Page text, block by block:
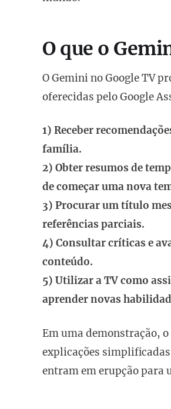
O que o
O Gemini no Google TV
oferecidas pelo Google
1) Receber
família.
2) Obter resumos de
de começar uma nova
3) Procurar um título
referências parciais.
4) Consultar críticas e
conteúdo.
5) Utilizar a TV como
aprender novas
Em uma demonstração,
explicações
entram em erupção para